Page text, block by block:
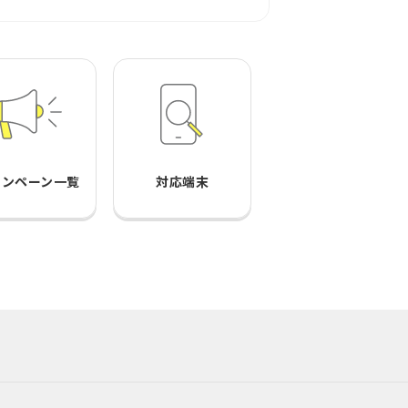
ペーン一覧 対応端末